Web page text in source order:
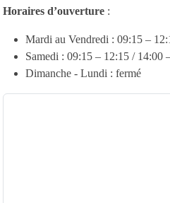
Horaires d’ouverture :
Mardi au Vendredi : 09:15 –
Samedi : 09:15 – 12:15 / 14:00
Dimanche - Lundi : fermé